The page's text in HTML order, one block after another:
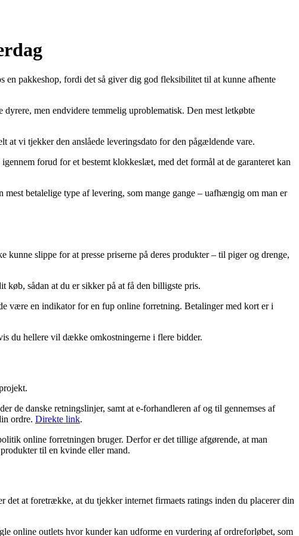
pakkeshop, fordi det så giver dig god fleksibilitet til at kunne afhente
men endvidere temmelig uproblematisk. Den mest letkøbte
at vi tjekker den anslåede leveringsdato for den pågældende vare.
forud for et bestemt klokkeslæt, med det formål at de garanteret kan
betalelige type af levering, som mange gange – uafhængig om man er
slippe for at presse priserne på deres produkter – til piger og drenge,
køb, sådan at du er sikker på at få den billigste pris.
være en indikator for en fup online forretning. Betalinger med kort er i
du hellere vil dække omkostningerne i flere bidder.
de danske retningslinjer, samt at e-forhandleren af og til gennemses af
ordre. Direkte link.
online forretningen bruger. Derfor er det tillige afgørende, at man
til en kvinde eller mand.
at foretrække, at du tjekker internet firmaets ratings inden du placerer din
online outlets hvor kunder kan udforme en vurdering af ordreforløbet, som